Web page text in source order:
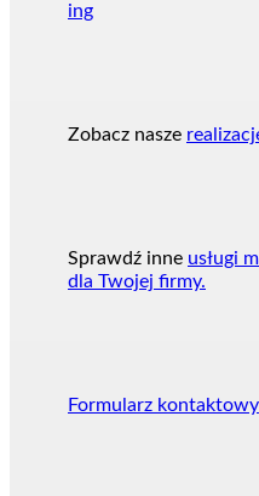
ing
Zobacz nasze
Sprawdź inne usługi
dla Twojej firmy.
Formularz kontaktowy